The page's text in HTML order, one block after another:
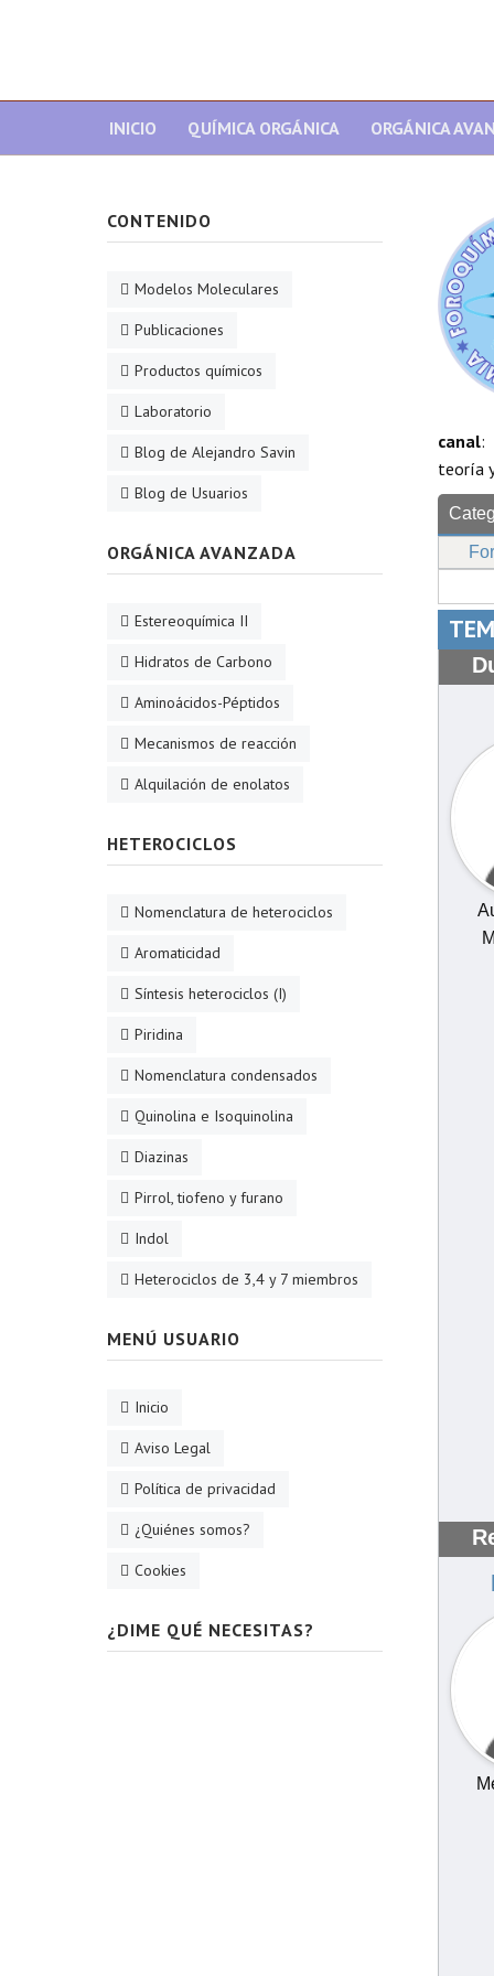
INICIO QUÍMICA ORGÁNICA ORGÁNICA
canal:
teoría
CONTENIDO
Modelos Moleculares
Publicaciones
Productos químicos
Laboratorio
Blog de Alejandro Savin
Blog de Usuarios
ORGÁNICA AVANZADA
Estereoquímica II
Hidratos de Carbono
Aminoácidos-Péptidos
Mecanismos de reacción
Alquilación de enolatos
HETEROCICLOS
Nomenclatura de heterociclos
Aromaticidad
Síntesis heterociclos (I)
Piridina
Nomenclatura condensados
Quinolina e Isoquinolina
Diazinas
Pirrol, tiofeno y furano
Indol
Heterociclos de 3,4 y 7 miembros
MENÚ USUARIO
Inicio
Aviso Legal
Política de privacidad
¿Quiénes somos?
Cookies
¿DIME QUÉ NECESITAS?